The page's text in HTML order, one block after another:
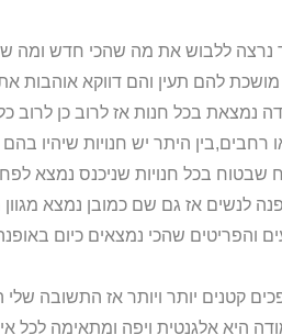
נרצה ללבוש את מה שהכי חדש ומה
להם תעין והם דווקא אוהבות
נמצאת בכל חנות אז לרוב כן לרוב
היתר יש חנויות שיהיו בהם
שבטוח בכל חנויות שניכנס נמצא
לנשים אז גם שם כמובן נמצא
והפריטים שהכי נמצאים כיום
קטנים יותר ויותר אז התשובה שלי
היא אלגנטית ויפה ומתאימה לכל